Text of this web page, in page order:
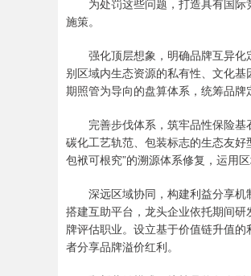
为处罚这些问题，打造具有国
施策。
强化顶层想象，明确品牌互异
别区域内生态资源的私有性、文化
期照管为导向的盘算体系，统筹品牌
完善步伐体系，筑牢品性保险
碳化工艺轨范、包装标志的生态友好
包袱可根究”的溯源体系修复，运用
深远区域协同，构建利益分享
搭建互助平台，龙头企业依托期间
牌评估职业。设立基于价值链升值
者分享品牌溢价红利。